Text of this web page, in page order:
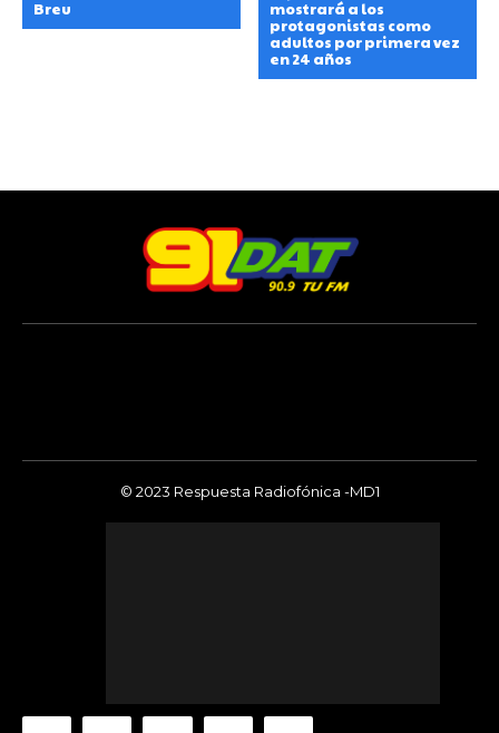
Breu
mostrará a los
protagonistas como
adultos por primera vez
en 24 años
© 2023 Respuesta Radiofónica -MD1